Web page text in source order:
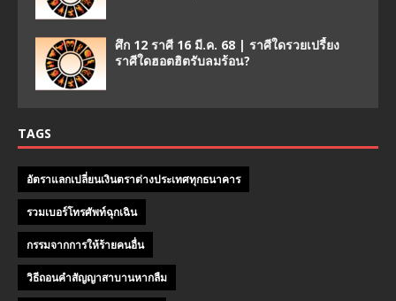
ศึก 12 ราศี 16 มี.ค. 68 | ราศีใดรวยเปรี้ยง
ราศีใดฮอตฮิตรับลมร้อน?
TAGS
อัตราแลกเปลี่ยนเงินตราต่างประเทศทุกธนาคาร
รวมเบอร์โทรศัพท์ฉุกเฉิน
กรรมจากการให้ร้ายคนอื่น
วิธีถอนคําสัญญาสาบานหากลืม